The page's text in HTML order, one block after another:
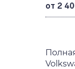
от 2